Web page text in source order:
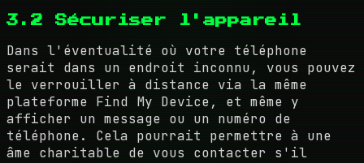
3.2 Sécuriser l'appareil
Dans l'éventualité où votre téléphone
serait dans un endroit inconnu, vous pouvez
le verrouiller à distance via la même
plateforme Find My Device, et même y
afficher un message ou un numéro de
téléphone. Cela pourrait permettre à une
âme charitable de vous contacter s'il